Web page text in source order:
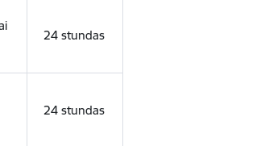
24 stundas
24 stundas